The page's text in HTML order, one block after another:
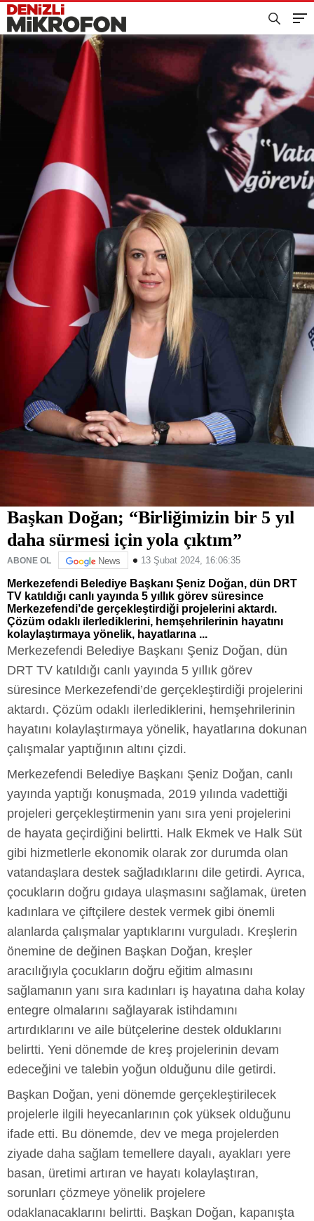
Başkan Doğan; “Birliğimizin bir 5 yıl
daha sürmesi için yola çıktım”
ABONE OL News 13 Şubat 2024, 16:06:35
Merkezefendi Belediye Başkanı Şeniz Doğan, dün DRT
TV katıldığı canlı yayında 5 yıllık görev süresince
Merkezefendi’de gerçekleştirdiği projelerini aktardı.
Çözüm odaklı ilerlediklerini, hemşehrilerinin hayatını
kolaylaştırmaya yönelik, hayatlarına ...
Merkezefendi Belediye Başkanı Şeniz Doğan, dün
DRT TV katıldığı canlı yayında 5 yıllık görev
süresince Merkezefendi’de gerçekleştirdiği projelerini
aktardı. Çözüm odaklı ilerlediklerini, hemşehrilerinin
hayatını kolaylaştırmaya yönelik, hayatlarına dokunan
çalışmalar yaptığının altını çizdi.
Merkezefendi Belediye Başkanı Şeniz Doğan, canlı
yayında yaptığı konuşmada, 2019 yılında vadettiği
projeleri gerçekleştirmenin yanı sıra yeni projelerini
de hayata geçirdiğini belirtti. Halk Ekmek ve Halk Süt
gibi hizmetlerle ekonomik olarak zor durumda olan
vatandaşlara destek sağladıklarını dile getirdi. Ayrıca,
çocukların doğru gıdaya ulaşmasını sağlamak, üreten
kadınlara ve çiftçilere destek vermek gibi önemli
alanlarda çalışmalar yaptıklarını vurguladı. Kreşlerin
önemine de değinen Başkan Doğan, kreşler
aracılığıyla çocukların doğru eğitim almasını
sağlamanın yanı sıra kadınları iş hayatına daha kolay
entegre olmalarını sağlayarak istihdamını
artırdıklarını ve aile bütçelerine destek olduklarını
belirtti. Yeni dönemde de kreş projelerinin devam
edeceğini ve talebin yoğun olduğunu dile getirdi.
Başkan Doğan, yeni dönemde gerçekleştirilecek
projelerle ilgili heyecanlarının çok yüksek olduğunu
ifade etti. Bu dönemde, dev ve mega projelerden
ziyade daha sağlam temellere dayalı, ayakları yere
basan, üretimi artıran ve hayatı kolaylaştıran,
sorunları çözmeye yönelik projelere
odaklanacaklarını belirtti. Başkan Doğan, kapanışta